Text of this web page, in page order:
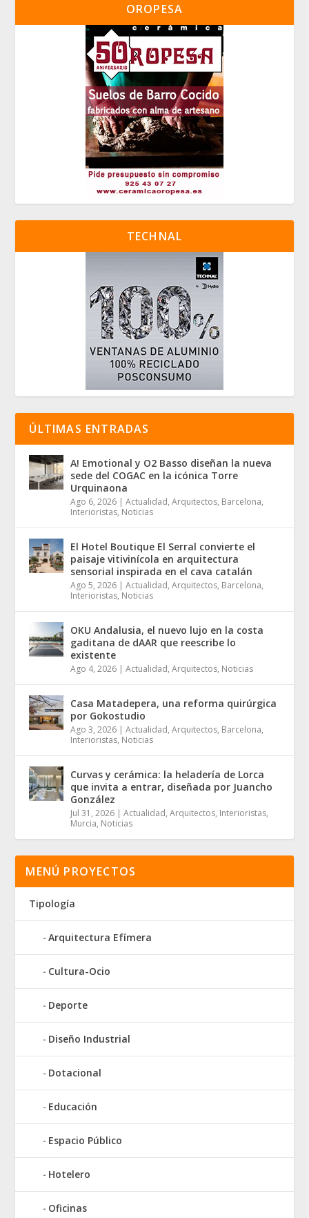
OROPESA
TECHNAL
ÚLTIMAS ENTRADAS
A! Emotional y O2 Basso diseñan la nueva
sede del COGAC en la icónica Torre
Urquinaona
Ago 6, 2026 |Actualidad,Arquitectos, Barcelona,
Interioristas, Noticias
El Hotel Boutique El Serral convierte el
paisaje vitivinícola en arquitectura
sensorial inspirada en el cava catalán
Ago 5, 2026 |Actualidad,Arquitectos, Barcelona,
Interioristas, Noticias
OKU Andalusia, el nuevo lujo en la costa
gaditana de dAAR que reescribe lo
existente
Ago 4, 2026 |Actualidad,Arquitectos, Noticias
Casa Matadepera, una reforma quirúrgica
por Gokostudio
Ago 3, 2026 |Actualidad,Arquitectos, Barcelona,
Interioristas, Noticias
Curvas y cerámica: la heladería de Lorca
que invita a entrar, diseñada por Juancho
González
Jul 31, 2026 |Actualidad,Arquitectos, Interioristas,
Murcia, Noticias
MENÚ PROYECTOS
Tipología
Arquitectura Efímera
Cultura-Ocio
Deporte
Diseño Industrial
Dotacional
Educación
Espacio Público
Hotelero
Oficinas